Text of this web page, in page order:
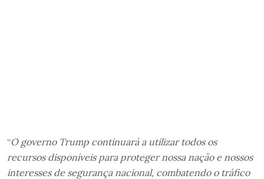
“O governo Trump continuará a utilizar todos os
recursos disponíveis para proteger nossa nação e nossos
interesses de segurança nacional, combatendo o tráfico